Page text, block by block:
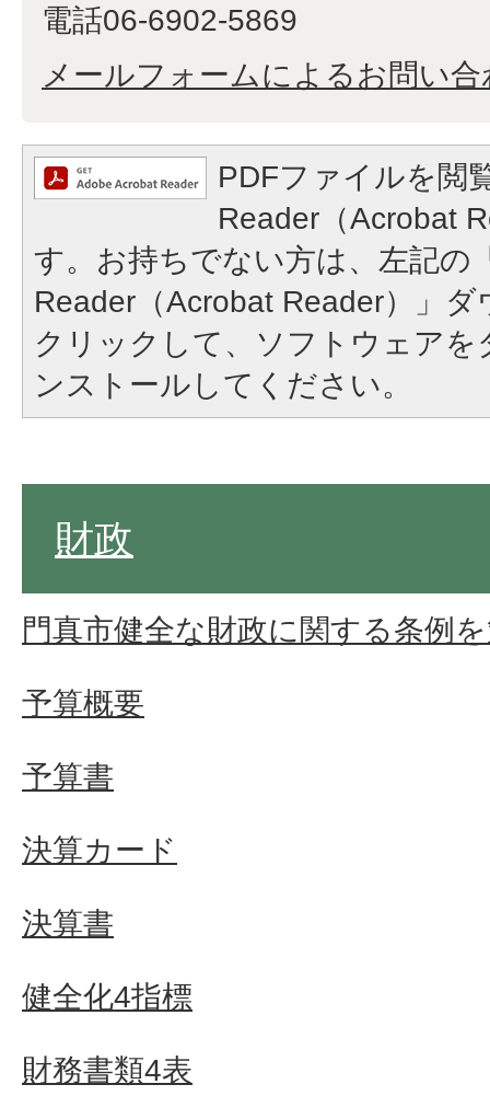
電話06-6902-5869
メールフォームによるお問い合
PDFファイルを閲
Reader（Acrobat
す。お持ちでない方は、左記の
Reader（Acrobat Reader）」
クリックして、ソフトウェア
ンストールしてください。
財政
門真市健全な財政に関する条例
予算概要
予算書
決算カード
決算書
健全化4指標
財務書類4表